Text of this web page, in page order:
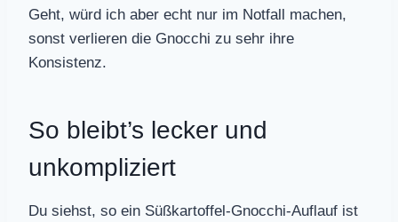
Geht, würd ich aber echt nur im Notfall machen,
sonst verlieren die Gnocchi zu sehr ihre
Konsistenz.
So bleibt’s lecker und
unkompliziert
Du siehst, so ein Süßkartoffel-Gnocchi-Auflauf ist